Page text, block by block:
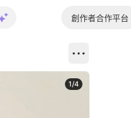
創作者合作平台
1/4